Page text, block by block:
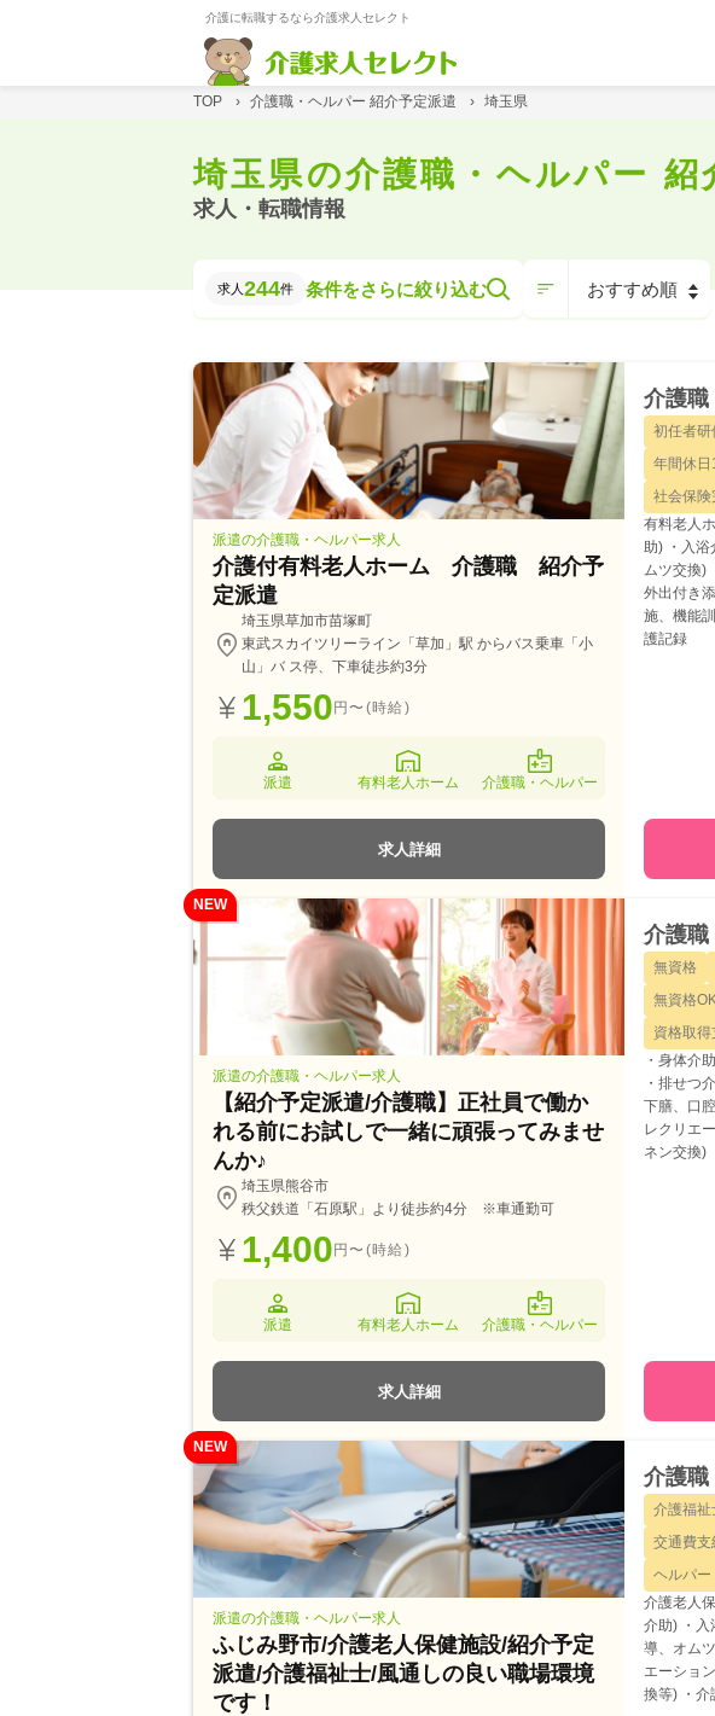
介護に転職するなら介護求人セレクト
TOP › 介護職・ヘルパー 紹介予定派遣 › 埼玉県
埼玉県の介護職・ヘルパー 紹
求人・転職情報
求人 244件 条件をさらに絞り込む
派遣の介護職・ヘルパー求人
介護付有料老人ホーム 介護職 紹介予
定派遣
埼玉県草加市苗塚町
東武スカイツリーライン「草加」駅 からバス乗車「小
山」バ ス停、下車徒歩約3分
1,550円〜(時給)
派遣 有料老人ホーム 介護職・ヘルパー
求人詳細
介護職
初任者研
年間休日
社会保険
有料老人
助) ・入浴
ムツ交換)
外出付き
施、機能
護記録
NEW
派遣の介護職・ヘルパー求人
【紹介予定派遣/介護職】正社員で働か
れる前にお試しで一緒に頑張ってみませ
んか♪
埼玉県熊谷市
秩父鉄道「石原駅」より徒歩約4分 ※車通勤可
1,400円〜(時給)
派遣 有料老人ホーム 介護職・ヘルパー
求人詳細
介護職
無資格
無資格
資格取得
・身体介
・排せつ
下膳、口
レクリエ
ネン交換)
NEW
派遣の介護職・ヘルパー求人
ふじみ野市/介護老人保健施設/紹介予定
派遣/介護福祉士/風通しの良い職場環境
です！
介護職
介護福祉
交通費支
ヘルパー
介護老人
介助) ・入
導、オム
エーショ
換等) ・